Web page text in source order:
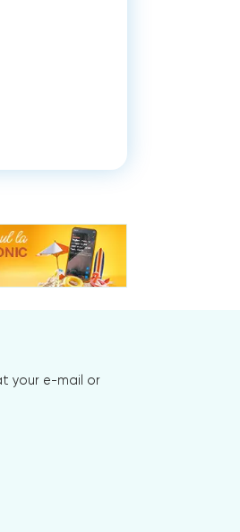
your e-mail or